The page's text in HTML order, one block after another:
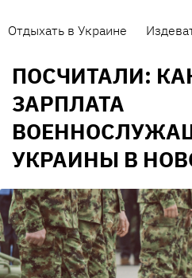
Отдыхать в Украине
ПОСЧИТАЛИ:
ЗАРПЛАТА
УКРАИНЫ В